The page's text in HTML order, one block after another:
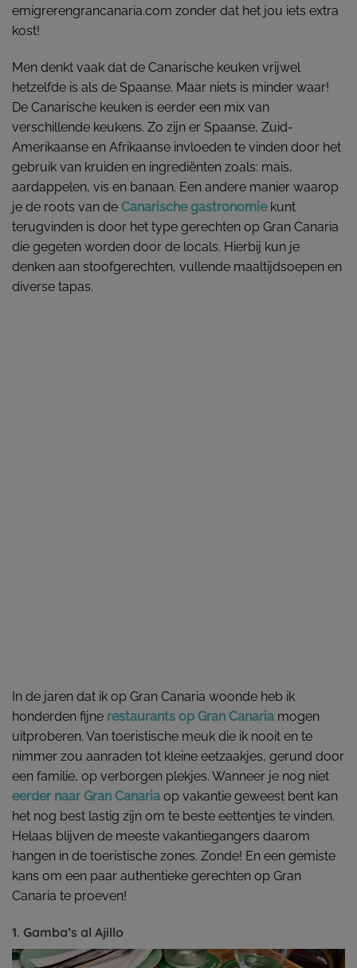
emigrerengrancanaria.com zonder dat het jou iets extra
kost!
Men denkt vaak dat de Canarische keuken vrijwel
hetzelfde is als de Spaanse. Maar niets is minder waar!
De Canarische keuken is eerder een mix van
verschillende keukens. Zo zijn er Spaanse, Zuid-
Amerikaanse en Afrikaanse invloeden te vinden door het
gebruik van kruiden en ingrediënten zoals: mais,
aardappelen, vis en banaan. Een andere manier waarop
je de roots van de Canarische gastronomie kunt
terugvinden is door het type gerechten op Gran Canaria
die gegeten worden door de locals. Hierbij kun je
denken aan stoofgerechten, vullende maaltijdsoepen en
diverse tapas.
In de jaren dat ik op Gran Canaria woonde heb ik
honderden fijne restaurants op Gran Canaria mogen
uitproberen. Van toeristische meuk die ik nooit en te
nimmer zou aanraden tot kleine eetzaakjes, gerund door
een familie, op verborgen plekjes. Wanneer je nog niet
eerder naar Gran Canaria op vakantie geweest bent kan
het nog best lastig zijn om te beste eettentjes te vinden.
Helaas blijven de meeste vakantiegangers daarom
hangen in de toeristische zones. Zonde! En een gemiste
kans om een paar authentieke gerechten op Gran
Canaria te proeven!
1. Gamba’s al Ajillo